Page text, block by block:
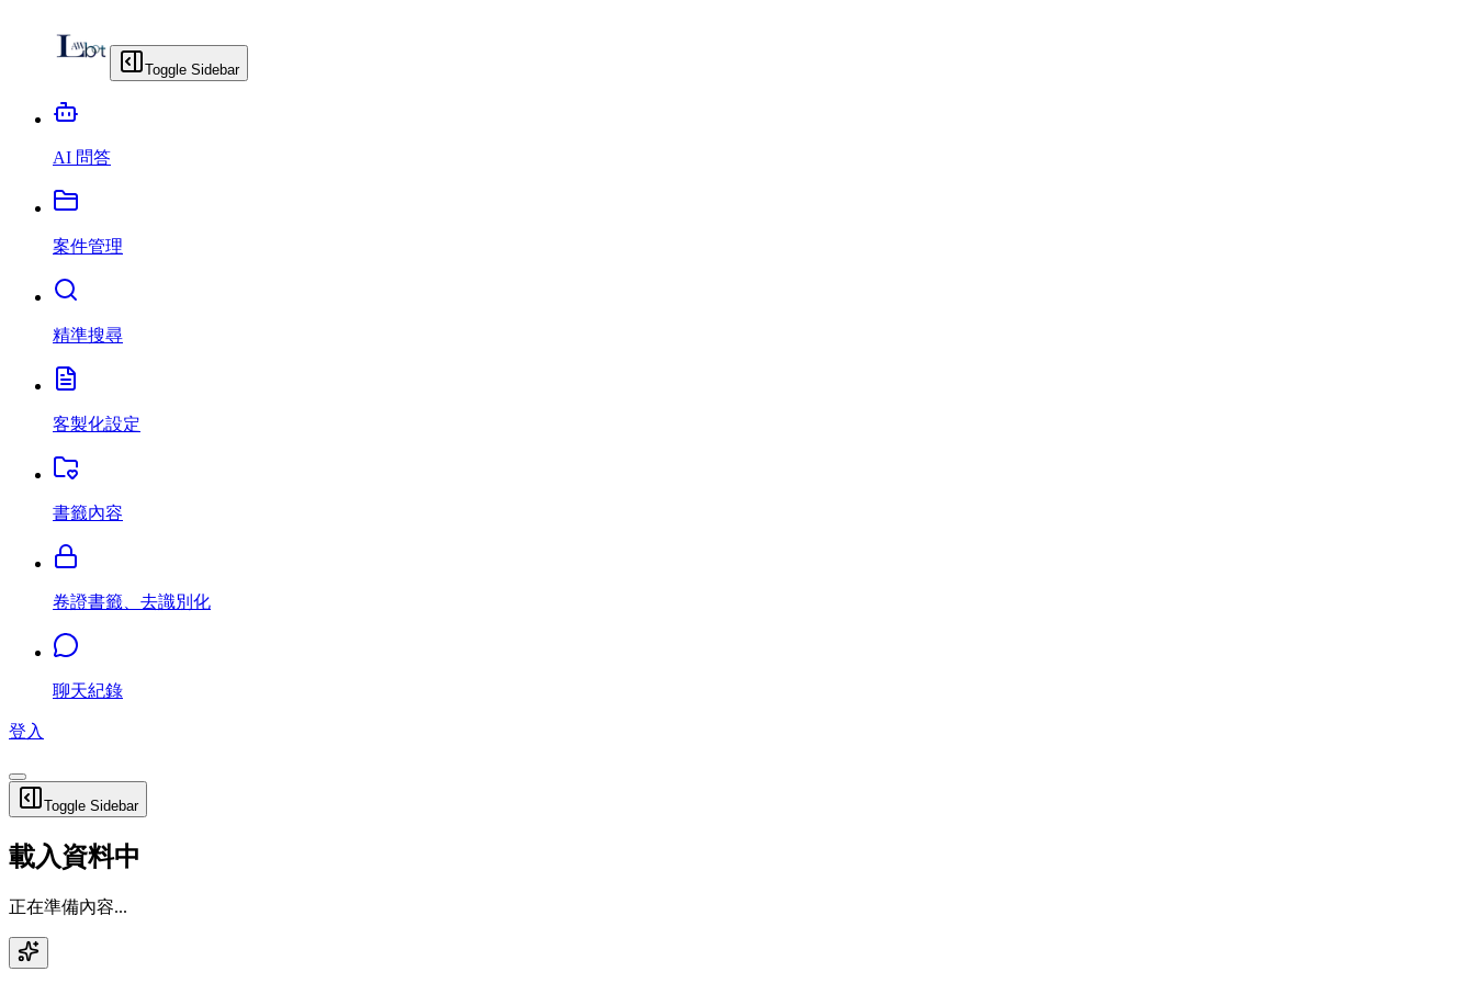
Toggle Sidebar
AI 問答
案件管理
精準搜尋
客製化設定
書籤內容
卷證書籤、去識別化
聊天紀錄
登入
Toggle Sidebar
載入資料中
正在準備內容...